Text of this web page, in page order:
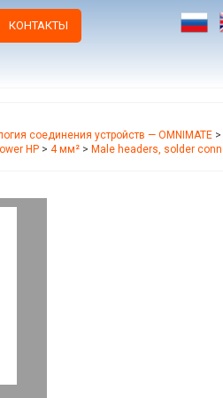
КОНТАКТЫ
соединения устройств — OMNIMATE >
HP > 4 мм² > Male headers, solder